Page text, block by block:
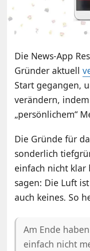
Die News-App
Gründer aktuell
Start gegangen,
verändern,
„persönlichem“
Die Gründe für
sonderlich
einfach nicht klar
sagen: Die Luft
auch keines. So
Am Ende
einfach nicht